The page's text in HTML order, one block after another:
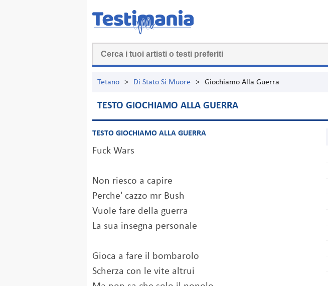
Tetano > Di Stato Si Muore > Giochiamo Alla Guerra
TESTO GIOCHIAMO ALLA GUERRA
TESTO GIOCHIAMO ALLA GUERRA
Fuck Wars
Non riesco a capire
Perche' cazzo mr Bush
Vuole fare della guerra
La sua insegna personale
Gioca a fare il bombarolo
Scherza con le vite altrui